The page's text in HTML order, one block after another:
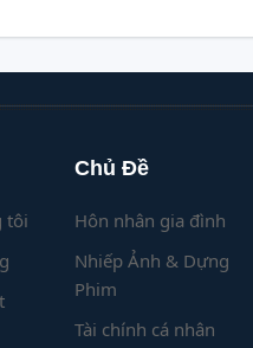
tôi
Chủ Đề
Hôn nhân gia đình
Nhiếp Ảnh & Dựng
Phim
Tài chính cá nhân